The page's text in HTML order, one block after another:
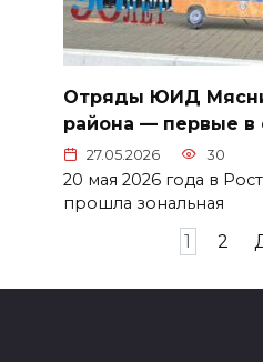
Отряды ЮИД
района — первые в
27.05.2026 30
20 мая 2026 года в
прошла зональная
1 2